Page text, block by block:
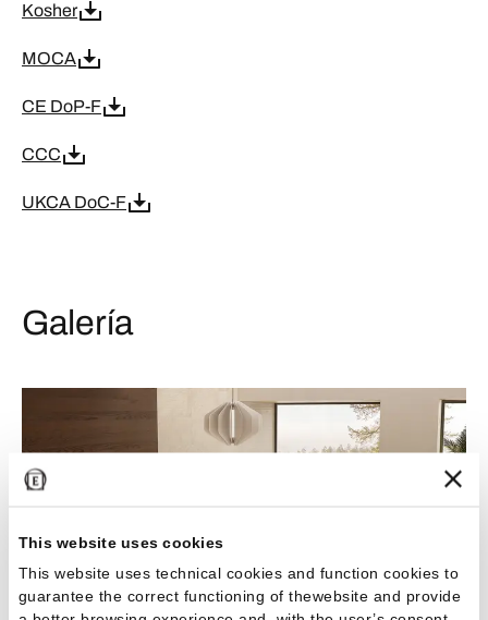
This website uses cookies
This website uses technical cookies and function cookies to
guarantee the correct functioning of thewebsite and provide
Kosher
MOCA
CE DoP-F
CCC
UKCA DoC-F
Galería